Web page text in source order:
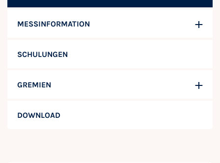
MESSINFORMATION
SCHULUNGEN
GREMIEN
DOWNLOAD